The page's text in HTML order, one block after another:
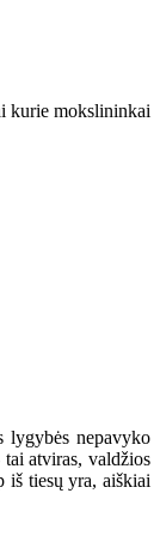
kurie mokslininkai
nepavyko
atviras, valdžios
iš tiesų yra, aiškiai